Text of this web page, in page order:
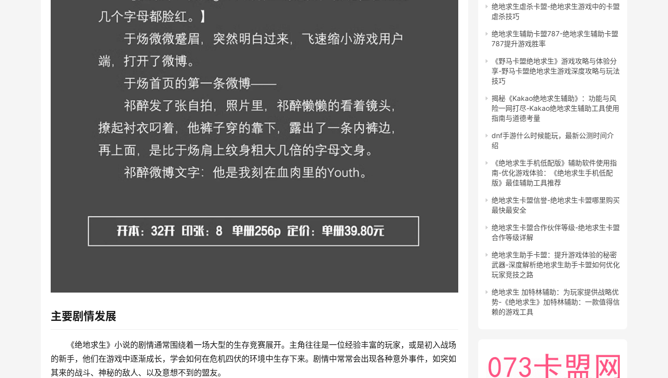
主要剧情发展
《绝地求生》小说的剧情通常围绕着一场大型的生存竞赛展开。主角往往是一位经验丰富的玩家，或是初入战场
的新手，他们在游戏中逐渐成长，学会如何在危机四伏的环境中生存下来。剧情中常常会出现各种意外事件，如突如
其来的战斗、神秘的敌人、以及意想不到的盟友。
绝地求生虐杀卡盟-绝地求生游戏中的卡盟
虐杀技巧
绝地求生辅助卡盟787-绝地求生辅助卡盟
787提升游戏胜率
《野马卡盟绝地求生》游戏攻略与体验分
享-野马卡盟绝地求生游戏深度攻略与玩法
技巧
揭秘《Kakao绝地求生辅助》：功能与风
险一网打尽-Kakao绝地求生辅助工具使用
指南与道德考量
dnf手游什么时候能玩，最新公测时间介
绍
《绝地求生手机低配版》辅助软件使用指
南-优化游戏体验：《绝地求生手机低配
版》最佳辅助工具推荐
绝地求生卡盟信誉-绝地求生卡盟哪里购买
最快最安全
绝地求生卡盟合作伙伴等级-绝地求生卡盟
合作等级详解
绝地求生助手卡盟：提升游戏体验的秘密
武器-深度解析绝地求生助手卡盟如何优化
玩家竞技之路
绝地求生 加特林辅助：为玩家提供战略优
势-《绝地求生》加特林辅助：一款值得信
赖的游戏工具